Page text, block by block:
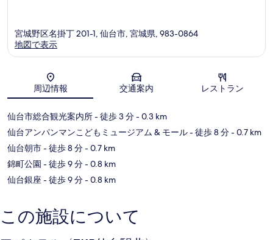
地図
宮城野区名掛丁 201-1, 仙台市, 宮城県, 983-0864
地図で表示
周辺情報 交通案内 レストラン
仙台市総合観光案内所- 徒歩 3 分- 0.3 km
仙台アンパンマンこどもミュージアム & モール- 徒歩 8 分- 0.7 km
仙台朝市- 徒歩 8 分- 0.7 km
錦町公園 - 徒歩 9 分- 0.8 km
仙台銀座 - 徒歩 9 分- 0.8 km
この施設について